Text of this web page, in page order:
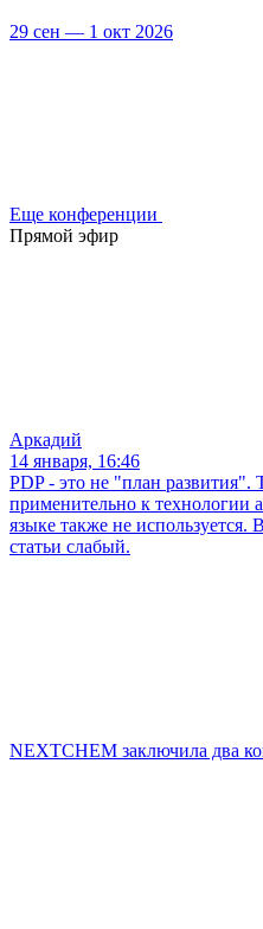
29 сен — 1 окт 2026
Еще конференции
Прямой эфир
Аркадий
14 января, 16:46
PDP - это не "план
применительно к технологии
языке также не
статьи слабый.
NEXTCHEM заключила два